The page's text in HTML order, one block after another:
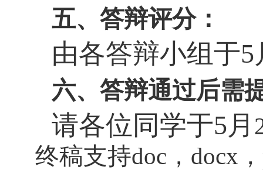
五、答辩评分：
由各答辩小组于5
六、答辩通过后需
请各位同学于5月
终稿支持doc ， docx ，